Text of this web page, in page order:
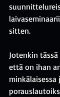
sitten.
Jotenkin
että on ihan
minkälaisessa